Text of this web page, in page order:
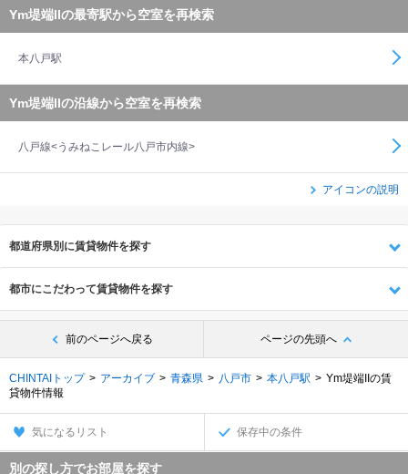
Ym堤端IIの最寄駅から空室を再検索
本八戸駅
Ym堤端IIの沿線から空室を再検索
八戸線<うみねこレール八戸市内線>
アイコンの説明
都道府県別に賃貸物件を探す
都市にこだわって賃貸物件を探す
前のページへ戻る ページの先頭へ
CHINTAIトップ アーカイブ 青森県 八戸市 本八戸駅
Ym堤端IIの賃
貸物件情報
気になるリスト 保存中の条件
別の探し方でお部屋を探す